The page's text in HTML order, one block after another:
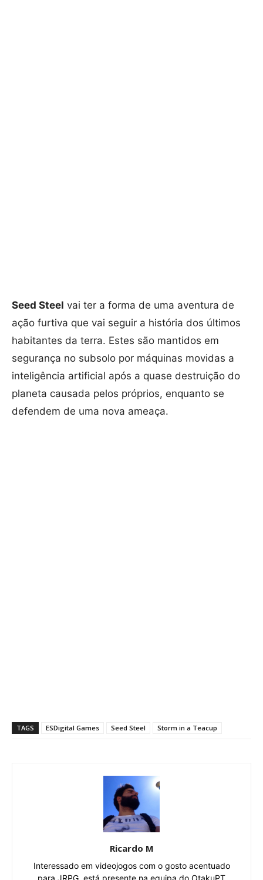
Seed Steel vai ter a forma de uma aventura de
ação furtiva que vai seguir a história dos últimos
habitantes da terra. Estes são mantidos em
segurança no subsolo por máquinas movidas a
inteligência artificial após a quase destruição do
planeta causada pelos próprios, enquanto se
defendem de uma nova ameaça.
TAGS ESDigital Games Seed Steel Storm in a Teacup
Ricardo M
Interessado em videojogos com o gosto acentuado